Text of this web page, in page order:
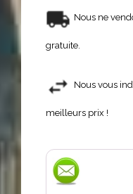
Nous ne
gratuite.
Nous vous
meilleurs prix !